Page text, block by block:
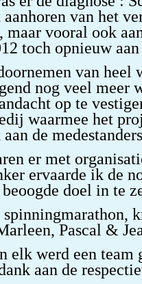
aanhoren van het
maar vooral ook
toch opnieuw aan
van
nog veel meer
op te
waarmee het
aan de
er met
ervaarde ik de
doel in te
Pascal &
elk werd een team
aan de